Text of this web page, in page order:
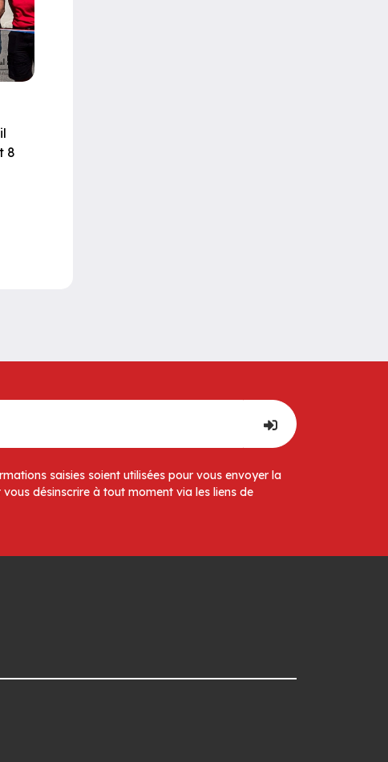
8
saisies soient utilisées pour vous envoyer la
désinscrire à tout moment via les liens de